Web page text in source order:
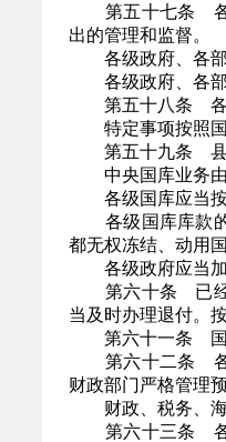
第五十七条 各级
出的管理和监督。
各级政府、各部
各级政府、各部
第五十八条 各级
特定事项按照国
第五十九条 县级
中央国库业务由
各级国库应当按
各级国库库款的
都无权冻结、动用
各级政府应当加
第六十条 已经缴
当及时办理退付。
第六十一条 国家
第六十二条 各级
财政部门严格管理
财政、税务、海
第六十三条 各部